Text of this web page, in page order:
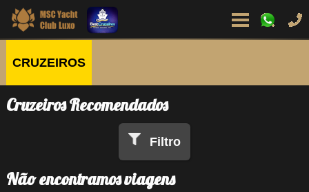
CRUZEIROS
Cruzeiros Recomendados
Filtro
Não encontramos viagens